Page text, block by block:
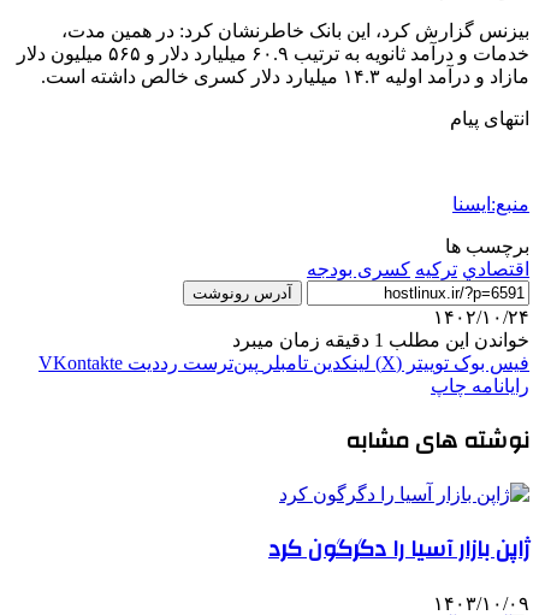
بیزنس گزارش کرد، این بانک خاطرنشان کرد: در همین مدت،
خدمات و درآمد ثانویه به ترتیب ۶۰.۹ میلیارد دلار و ۵۶۵ میلیون دلار
مازاد و درآمد اولیه ۱۴.۳ میلیارد دلار کسری خالص داشته است.
انتهای پیام
منبع:ایسنا
برچسب ها
اقتصادي تركيه کسری بودجه
آدرس رونوشت
۱۴۰۲/۱۰/۲۴
خواندن این مطلب 1 دقیقه زمان میبرد
فیس بوک توییتر (X) لینکدین ‫تامبلر ‫پین‌ترست ‫رددیت ‫VKontakte
رایانامه چاپ
نوشته های مشابه
ژاپن بازار آسیا را دگرگون کرد
۱۴۰۳/۱۰/۰۹